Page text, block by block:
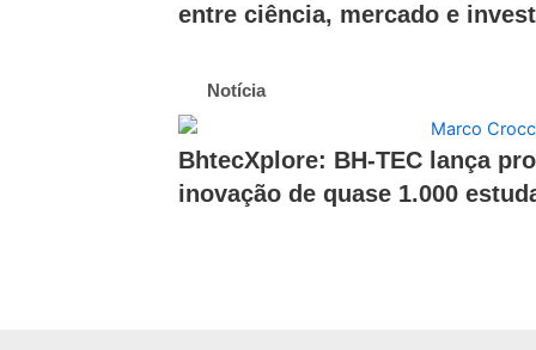
entre ciência, mercado e
Notícia
BhtecXplore: BH-TEC lança
inovação de quase 1.000